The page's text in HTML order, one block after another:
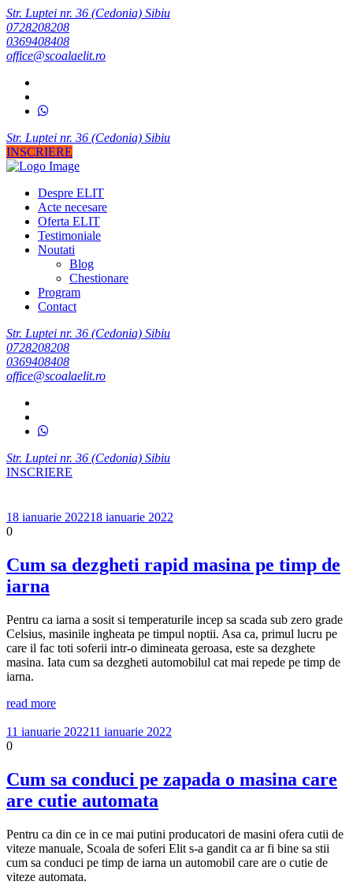
Str. Luptei nr. 36 (Cedonia) Sibiu
0728208208
0369408408
office@scoalaelit.ro
Str. Luptei nr. 36 (Cedonia) Sibiu
INSCRIERE
Despre ELIT
Acte necesare
Oferta ELIT
Testimoniale
Noutati
Blog
Chestionare
Program
Contact
Str. Luptei nr. 36 (Cedonia) Sibiu
0728208208
0369408408
office@scoalaelit.ro
Str. Luptei nr. 36 (Cedonia) Sibiu
INSCRIERE
18 ianuarie 202218 ianuarie 2022
0
Cum sa dezgheti rapid masina pe timp de
iarna
Pentru ca iarna a sosit si temperaturile incep sa scada sub zero grade
Celsius, masinile ingheata pe timpul noptii. Asa ca, primul lucru pe
care il fac toti soferii intr-o dimineata geroasa, este sa dezghete
masina. Iata cum sa dezgheti automobilul cat mai repede pe timp de
iarna.
read more
11 ianuarie 202211 ianuarie 2022
0
Cum sa conduci pe zapada o masina care
are cutie automata
Pentru ca din ce in ce mai putini producatori de masini ofera cutii de
viteze manuale, Scoala de soferi Elit s-a gandit ca ar fi bine sa stii
cum sa conduci pe timp de iarna un automobil care are o cutie de
viteze automata.